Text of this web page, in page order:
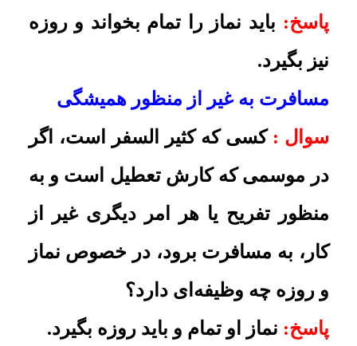
پاسخ:
باید روزه بگیرد.
سوال :
کسی که مثلاً هر هفته به
جمکران می‌رود و کثیر السفر است،
اگر یک بار به مشهد یا شهر دیگری
برای کار یا تفریح یا سایر موارد برود،
آیا نمازش در آن شهر هم تمام است و
روزه باید بگیرد؟
پاسخ:نماز تمام است و روزه باید
بگیرد
مسافرت تفریحی هر هفته
سوال :این جانب باغی در اطراف شهر